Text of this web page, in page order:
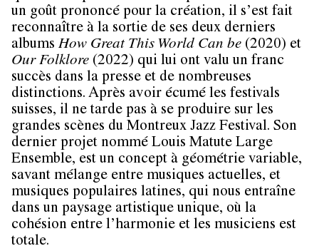
un goût prononcé pour la création, il s’est fait
reconnaître à la sortie de ses deux derniers
albums How Great This World Can be (2020) et
Our Folklore (2022) qui lui ont valu un franc
succès dans la presse et de nombreuses
distinctions. Après avoir écumé les festivals
suisses, il ne tarde pas à se produire sur les
grandes scènes du Montreux Jazz Festival. Son
dernier projet nommé Louis Matute Large
Ensemble, est un concept à géométrie variable,
savant mélange entre musiques actuelles, et
musiques populaires latines, qui nous entraîne
dans un paysage artistique unique, où la
cohésion entre l’harmonie et les musiciens est
totale.